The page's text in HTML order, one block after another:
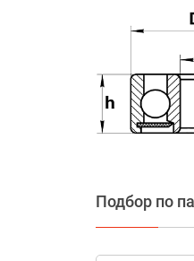
Подбор по